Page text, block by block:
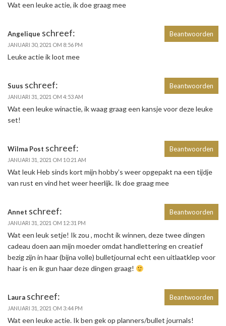
Wat een leuke actie, ik doe graag mee
Angelique schreef:
JANUARI 30, 2021 OM 8:56 PM
Leuke actie ik loot mee
Beantwoorden
Suus schreef:
JANUARI 31, 2021 OM 4:53 AM
Wat een leuke winactie, ik waag graag een kansje voor deze leuke
set!
Beantwoorden
Wilma Post schreef:
JANUARI 31, 2021 OM 10:21 AM
Wat leuk Heb sinds kort mijn hobby’s weer opgepakt na een tijdje
van rust en vind het weer heerlijk. Ik doe graag mee
Beantwoorden
Annet schreef:
JANUARI 31, 2021 OM 12:31 PM
Wat een leuk setje! Ik zou , mocht ik winnen, deze twee dingen
cadeau doen aan mijn moeder omdat handlettering en creatief
bezig zijn in haar (bijna volle) bulletjournal echt een uitlaatklep voor
haar is en ik gun haar deze dingen graag!
Beantwoorden
Laura schreef:
JANUARI 31, 2021 OM 3:44 PM
Wat een leuke actie. Ik ben gek op planners/bullet journals!
Beantwoorden